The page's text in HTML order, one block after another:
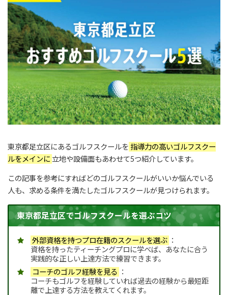
東京都足立区にあるゴルフスクールを 指導力の高いゴルフスクー
ルをメインに 立地や設備面もあわせて5つ紹介しています。
この記事を参考にすればどのゴルフスクールがいいか悩んでいる
人も、求める条件を満たしたゴルフスクールが見つけられます。
東京都足立区でゴルフスクールを選ぶコツ
外部資格を持つプロ在籍のスクールを選ぶ ：
資格を持ったティーチングプロに学べば、あなたに合う
実践的な正しい上達方法で練習できます。
コーチのゴルフ経験を見る
：
コーチもゴルフを経験していれば過去の経験から最短距
離で上達する方法を教えてくれます。